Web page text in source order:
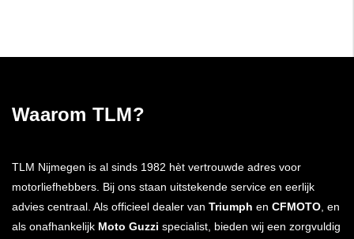
Waarom TLM?
TLM Nijmegen is al sinds 1982 hèt vertrouwde adres voor
motorliefhebbers. Bij ons staan uitstekende service en eerlijk
advies centraal. Als officieel dealer van Triumph en CFMOTO, en
als onafhankelijk Moto Guzzi specialist, bieden wij een zorgvuldig